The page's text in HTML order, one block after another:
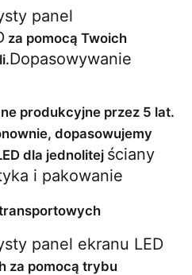
panel
za pomocą Twoich
Dopasowywanie
produkcyjne przez 5 lat.
dopasowujemy
dla jednolitej ściany
i pakowanie
panel ekranu LED
za pomocą trybu